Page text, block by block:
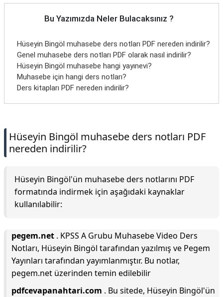
Bu Yazımızda Neler Bulacaksınız ?
Hüseyin Bingöl muhasebe ders notları PDF nereden indirilir?
Genel muhasebe ders notları PDF olarak nasıl indirilir?
Hüseyin Bingöl muhasebe hangi yayınevi?
Muhasebe için hangi ders notları?
Ders kitapları PDF nereden indirilir?
Hüseyin Bingöl muhasebe ders notları PDF
nereden indirilir?
Hüseyin Bingöl'ün muhasebe ders notlarını PDF
formatında indirmek için aşağıdaki kaynaklar
kullanılabilir:
pegem.net . KPSS A Grubu Muhasebe Video Ders
Notları, Hüseyin Bingöl tarafından yazılmış ve Pegem
Yayınları tarafından yayımlanmıştır. Bu notlar,
pegem.net üzerinden temin edilebilir
pdfcevapanahtari.com . Bu sitede, Hüseyin Bingöl'ün